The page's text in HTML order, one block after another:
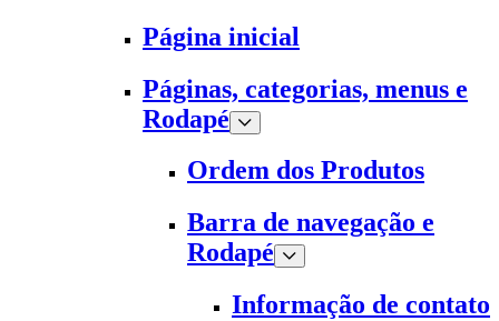
Página inicial
Páginas, categorias, menus e
Rodapé
Ordem dos Produtos
Barra de navegação e
Rodapé
Informação de contato